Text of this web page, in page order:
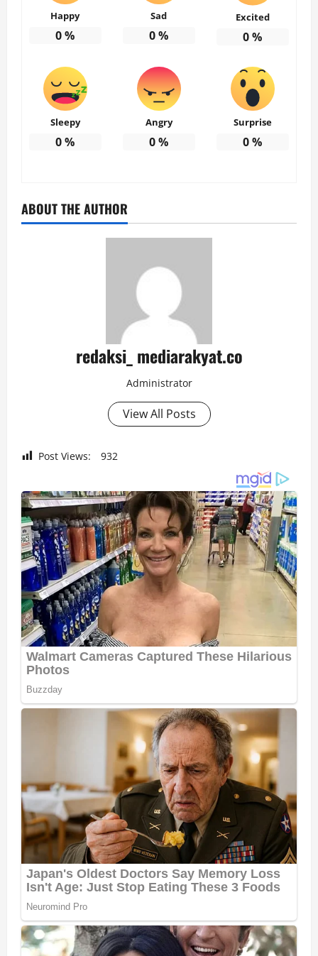
Happy
0%
Sad
0%
Excited
0%
Sleepy
0%
Angry
0%
Surprise
0%
ABOUT THE AUTHOR
redaksi_ mediarakyat.co
Administrator
View All Posts
Post Views: 932